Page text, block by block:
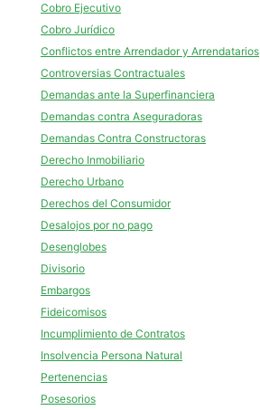
Cobro Ejecutivo
Cobro Jurídico
Conflictos entre Arrendador y Arrendatarios
Controversias Contractuales
Demandas ante la Superfinanciera
Demandas contra Aseguradoras
Demandas Contra Constructoras
Derecho Inmobiliario
Derecho Urbano
Derechos del Consumidor
Desalojos por no pago
Desenglobes
Divisorio
Embargos
Fideicomisos
Incumplimiento de Contratos
Insolvencia Persona Natural
Pertenencias
Posesorios